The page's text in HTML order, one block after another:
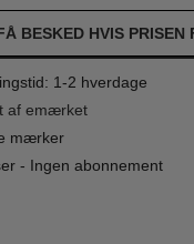
BESKED HVIS PRISEN
1-2 hverdage
af emærket
mærker
- Ingen abonnement